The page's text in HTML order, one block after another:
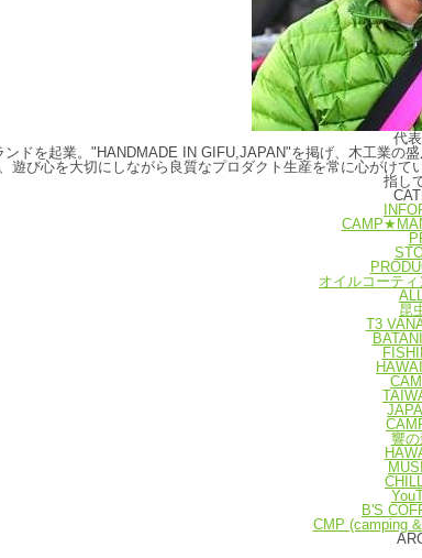
代
ドを起業。"HANDMADE IN GIFU,JAPAN"を掲げ、木工業
遊び心を大切にしながら良質なプロダクト生産を常に心がけ
指し
オイルコーテ
昆
T3
響
B'S
CMP (camping